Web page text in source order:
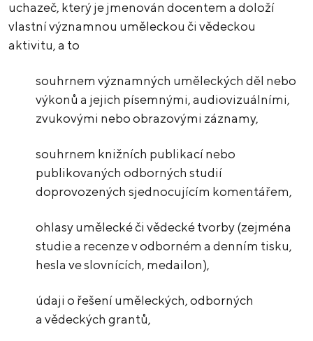
uchazeč, který je jmenován docentem a doloží
vlastní významnou uměleckou či vědeckou
aktivitu, a to
souhrnem významných uměleckých děl nebo
výkonů a jejich písemnými, audiovizuálními,
zvukovými nebo obrazovými záznamy,
souhrnem knižních publikací nebo
publikovaných odborných studií
doprovozených sjednocujícím komentářem,
ohlasy umělecké či vědecké tvorby (zejména
studie a recenze v odborném a denním tisku,
hesla ve slovnících, medailon),
údaji o řešení uměleckých, odborných
a vědeckých grantů,